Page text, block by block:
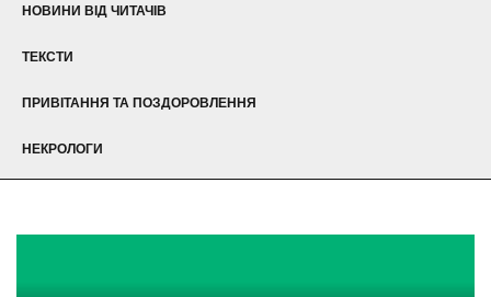
НОВИНИ ВІД ЧИТАЧІВ
ТЕКСТИ
ПРИВІТАННЯ ТА ПОЗДОРОВЛЕННЯ
НЕКРОЛОГИ